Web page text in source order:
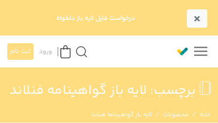
× درخواست فایل لایه باز دلخواه
ورود ثبت نام
برچسب: لایه باز گواهینامه فنلاند
خانه محصولات لایه باز گواهینامه فنلاند